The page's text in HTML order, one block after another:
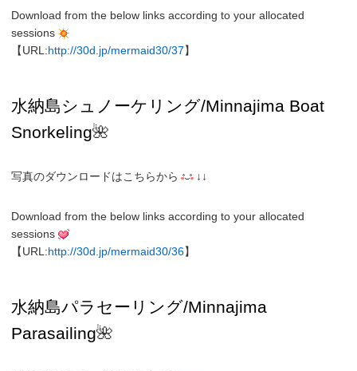
Download from the below links according to your allocated
sessions
【URL:http://30d.jp/mermaid30/37】
水納島シュノーケリング/Minnajima Boat
Snorkeling🌺
写真のダウンロードはこちらから ↓↓
Download from the below links according to your allocated
sessions
【URL:http://30d.jp/mermaid30/36】
水納島パラセーリング/Minnajima
Parasailing🌺